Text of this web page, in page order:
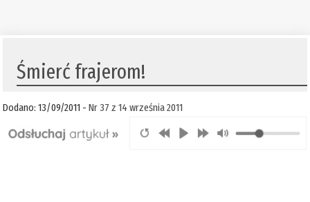
Śmierć frajerom!
Dodano: 13/09/2011 -Nr 37 z 14 września 2011